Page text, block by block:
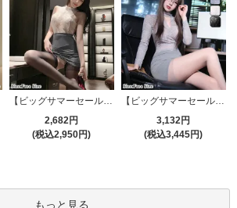
【ビッグサマーセール対象品】セクシーコスプレ(SEXYCOSPLAY) 4191
2,682円
(税込2,950円)
【ビッグサマーセール対象品】セクシーコスプレ(SEXYCOSPLAY) 4173
3,132円
(税込3,445円)
もっと見る